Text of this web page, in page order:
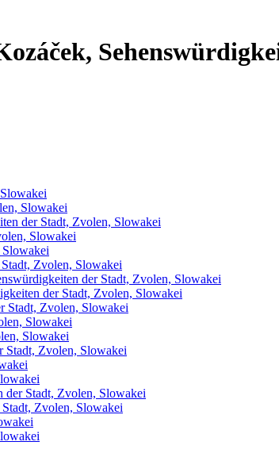
Slowakei
der Stadt, Zvolen, Slowakei
Slowakei
Zvolen, Slowakei
der Stadt, Zvolen, Slowakei
der Stadt, Zvolen, Slowakei
Stadt, Zvolen, Slowakei
Slowakei
Slowakei
Stadt, Zvolen, Slowakei
der Stadt, Zvolen, Slowakei
Zvolen, Slowakei